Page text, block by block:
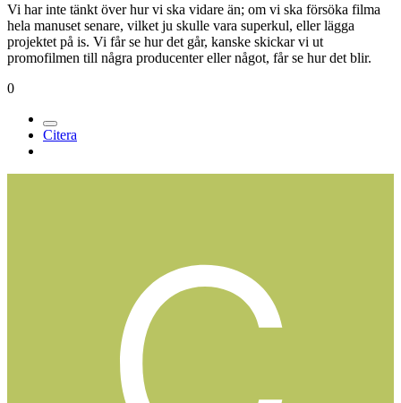
Vi har inte tänkt över hur vi ska vidare än; om vi ska försöka filma
hela manuset senare, vilket ju skulle vara superkul, eller lägga
projektet på is. Vi får se hur det går, kanske skickar vi ut
promofilmen till några producenter eller något, får se hur det blir.
0
Citera